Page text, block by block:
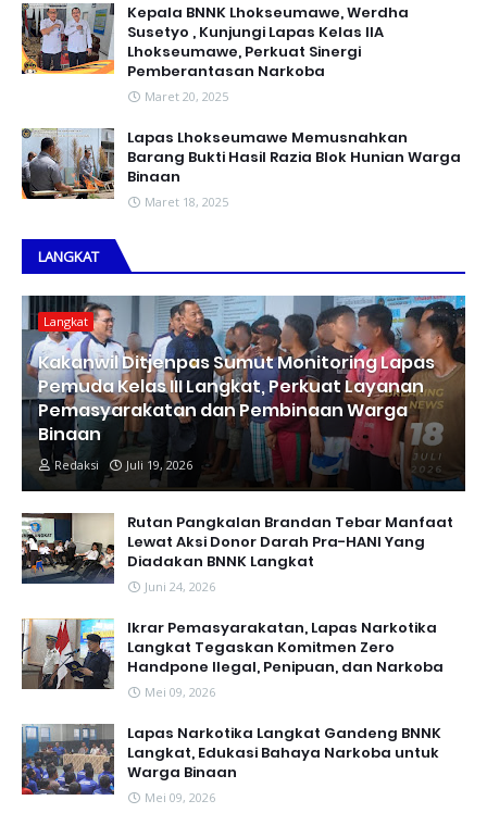
Kepala BNNK Lhokseumawe, Werdha
Susetyo , Kunjungi Lapas Kelas IIA
Lhokseumawe, Perkuat Sinergi
Pemberantasan Narkoba
Maret 20, 2025
Lapas Lhokseumawe Memusnahkan
Barang Bukti Hasil Razia Blok Hunian Warga
Binaan
Maret 18, 2025
LANGKAT
Langkat
Kakanwil Ditjenpas Sumut Monitoring Lapas
Pemuda Kelas III Langkat, Perkuat Layanan
Pemasyarakatan dan Pembinaan Warga
Binaan
Redaksi Juli 19, 2026
Rutan Pangkalan Brandan Tebar Manfaat
Lewat Aksi Donor Darah Pra-HANI Yang
Diadakan BNNK Langkat
Juni 24, 2026
Ikrar Pemasyarakatan, Lapas Narkotika
Langkat Tegaskan Komitmen Zero
Handpone llegal, Penipuan, dan Narkoba
Mei 09, 2026
Lapas Narkotika Langkat Gandeng BNNK
Langkat, Edukasi Bahaya Narkoba untuk
Warga Binaan
Mei 09, 2026